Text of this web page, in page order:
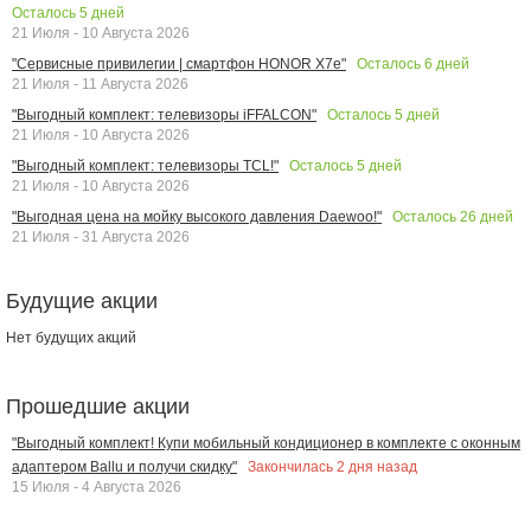
Осталось 5 дней
21 Июля - 10 Августа 2026
"Сервисные привилегии | смартфон HONOR X7e"
Осталось 6 дней
21 Июля - 11 Августа 2026
"Выгодный комплект: телевизоры iFFALCON"
Осталось 5 дней
21 Июля - 10 Августа 2026
"Выгодный комплект: телевизоры TCL!"
Осталось 5 дней
21 Июля - 10 Августа 2026
"Выгодная цена на мойку высокого давления Daewoo!"
Осталось 26 дней
21 Июля - 31 Августа 2026
Будущие акции
Нет будущих акций
Прошедшие акции
"Выгодный комплект! Купи мобильный кондиционер в комплекте с оконным
адаптером Ballu и получи скидку"
Закончилась 2 дня назад
15 Июля - 4 Августа 2026